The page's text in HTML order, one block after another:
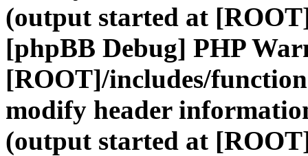
(output started at
[phpBB Debug] PHP
[ROOT]/includes/
modify header
(output started at